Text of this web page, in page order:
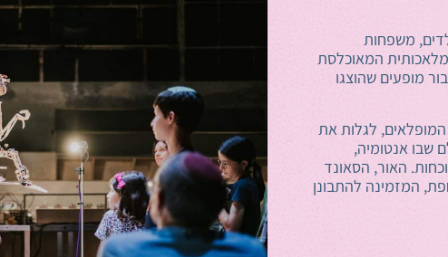
משפחות
מלאכותית המאוכלסת
מופעים שהוצגו
לגלות את
שבו אנטומיה,
האור, הסאונד
המזמינה להתבונן